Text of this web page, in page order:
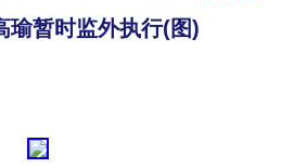
瑜暂时监外执行(图)